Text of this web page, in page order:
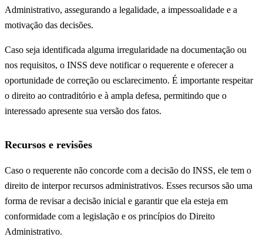
Administrativo, assegurando a legalidade, a impessoalidade e a
motivação das decisões.
Caso seja identificada alguma irregularidade na documentação ou
nos requisitos, o INSS deve notificar o requerente e oferecer a
oportunidade de correção ou esclarecimento. É importante respeitar
o direito ao contraditório e à ampla defesa, permitindo que o
interessado apresente sua versão dos fatos.
Recursos e revisões
Caso o requerente não concorde com a decisão do INSS, ele tem o
direito de interpor recursos administrativos. Esses recursos são uma
forma de revisar a decisão inicial e garantir que ela esteja em
conformidade com a legislação e os princípios do Direito
Administrativo.